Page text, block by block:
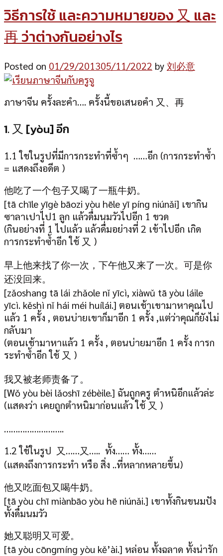
วิธีการใช้ และความหมายของ 又 และ
再 ว่าต่างกันอย่างไร
Posted on 01/29/201305/11/2022 by 刘必意
ภาษาจีน ครั้งละคำ…. ครั้งนี้ขอเสนอคำ 又、再
1. 又 [yòu] อีก
1.1 ใชในรูปที่มีการกระทำที่ซ้ำๆ ……อีก (การกระทำซ้ำ
= แสดงถึงอดีต )
他吃了一个包子又喝了一瓶牛奶。
[tā chīle yīgè bāozi yòu hēle yī píng niúnǎi] เขากิน
ซาลาเปาไป1 ลูก แล้วดื่มนมวัวไปอีก 1 ขวด
(กินอย่างที่ 1 ไปแล้ว แล้วดื่มอย่างที่ 2 เข้าไปอีก เกิด
การกระทำซ้ำอีก ใช้ 又 )
早上他来找了你一次，下午他又来了一次。可是你
还没回来。
[zǎoshang tā lái zhǎole nǐ yīcì, xiàwǔ tā yòu láile
yīcì. kěshì nǐ hái méi huílái.] ตอนเช้าเขามาหาคุณไป
แล้ว 1 ครั้ง , ตอนบ่ายเขาก็มาอีก 1 ครั้ง ,แต่ว่าคุณก็ยังไม่
กลับมา
(ตอนเช้ามาหาแล้ว 1 ครั้ง , ตอนบ่ายมาอีก 1 ครั้ง การก
ระทำซ้ำอีก ใช้ 又 )
我又被老师责备了。
[Wǒ yòu bèi lǎoshī zébèile.] ฉันถูกครู ตำหนิอีกแล้วล่ะ
(แสดงว่า เคยถูกตำหนิมาก่อนแล้ว ใช้ 又 )
……………………..
1.2 ใช้ในรูป 又……又….. ทั้ง…… ทั้ง……
(แสดงถึงการกระทำ หรือ สิ่ง ..ที่หลากหลายขึ้น)
他又吃面包又喝牛奶。
[tā yòu chī miànbāo yòu hē niúnǎi.] เขาทั้งกินขนมปัง
ทั้งดื่มนมวัว
她又聪明又可爱。
[tā yòu cōngmíng yòu kě’ài.] หล่อน ทั้งฉลาด ทั้งน่ารัก